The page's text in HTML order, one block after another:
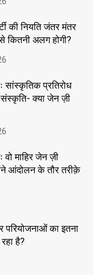
की नियति जंतर मंतर
कितनी अलग होगी?
सांस्कृतिक प्रतिरोध
संस्कृति- क्या जेन ज़ी
माहिर जेन ज़ी
आंदोलन के तौर तरीक़े
परियोजनाओं का इतना
है?